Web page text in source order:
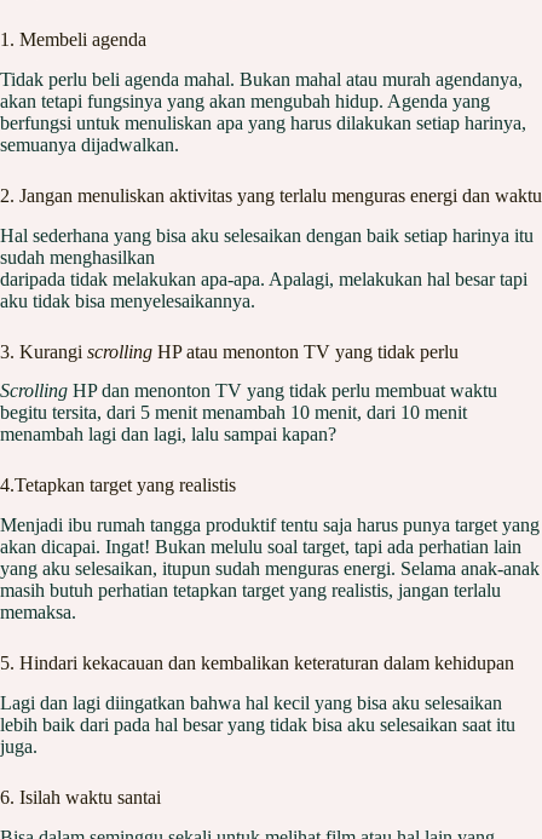
1. Membeli agenda
Tidak perlu beli agenda mahal. Bukan mahal atau murah agendanya,
akan tetapi fungsinya yang akan mengubah hidup. Agenda yang
berfungsi untuk menuliskan apa yang harus dilakukan setiap harinya,
semuanya dijadwalkan.
2. Jangan menuliskan aktivitas yang terlalu menguras energi dan waktu
Hal sederhana yang bisa aku selesaikan dengan baik setiap harinya itu
sudah menghasilkan
daripada tidak melakukan apa-apa. Apalagi, melakukan hal besar tapi
aku tidak bisa menyelesaikannya.
3. Kurangi scrolling HP atau menonton TV yang tidak perlu
Scrolling HP dan menonton TV yang tidak perlu membuat waktu
begitu tersita, dari 5 menit menambah 10 menit, dari 10 menit
menambah lagi dan lagi, lalu sampai kapan?
4.Tetapkan target yang realistis
Menjadi ibu rumah tangga produktif tentu saja harus punya target yang
akan dicapai. Ingat! Bukan melulu soal target, tapi ada perhatian lain
yang aku selesaikan, itupun sudah menguras energi. Selama anak-anak
masih butuh perhatian tetapkan target yang realistis, jangan terlalu
memaksa.
5. Hindari kekacauan dan kembalikan keteraturan dalam kehidupan
Lagi dan lagi diingatkan bahwa hal kecil yang bisa aku selesaikan
lebih baik dari pada hal besar yang tidak bisa aku selesaikan saat itu
juga.
6. Isilah waktu santai